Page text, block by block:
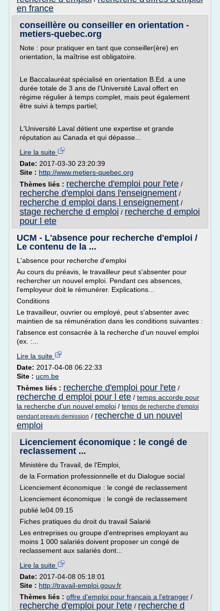
en france
conseillère ou conseiller en orientation -
metiers-quebec.org
Note : pour pratiquer en tant que conseiller(ère) en
orientation, la maîtrise est obligatoire.
Le Baccalauréat spécialisé en orientation B.Ed. a une
durée totale de 3 ans de l'Université Laval offert en
régime régulier à temps complet, mais peut également
être suivi à temps partiel;
L'Université Laval détient une expertise et grande
réputation au Canada et qui dépasse...
Lire la suite
Date: 2017-03-30 23:20:39
Site : http://www.metiers-quebec.org
Thèmes liés : recherche d'emploi pour l'ete /
recherche d'emploi dans l'enseignement /
recherche d emploi dans l enseignement /
stage recherche d emploi / recherche d emploi
pour l ete
UCM - L'absence pour recherche d'emploi /
Le contenu de la ...
L'absence pour recherche d'emploi
Au cours du préavis, le travailleur peut s'absenter pour
rechercher un nouvel emploi. Pendant ces absences,
l'employeur doit le rémunérer. Explications...
Conditions
Le travailleur, ouvrier ou employé, peut s'absenter avec
maintien de sa rémunération dans les conditions suivantes :
l'absence est consacrée à la recherche d'un nouvel emploi
(ex. :...
Lire la suite
Date: 2017-04-08 06:22:33
Site : ucm.be
Thèmes liés : recherche d'emploi pour l'ete /
recherche d emploi pour l ete / temps accorde pour
la recherche d'un nouvel emploi / temps de recherche d'emploi
pendant preavis demission / recherche d un nouvel
emploi
Licenciement économique : le congé de
reclassement ...
Ministère du Travail, de l'Emploi,
de la Formation professionnelle et du Dialogue social
Licenciement économique : le congé de reclassement
Licenciement économique : le congé de reclassement
publié le04.09.15
Fiches pratiques du droit du travail Salarié
Les entreprises ou groupe d'entreprises employant au
moins 1 000 salariés doivent proposer un congé de
reclassement aux salariés dont...
Lire la suite
Date: 2017-04-08 05:18:01
Site : http://travail-emploi.gouv.fr
Thèmes liés : offre d'emploi pour francais a l'etranger /
recherche d'emploi pour l'ete / recherche d